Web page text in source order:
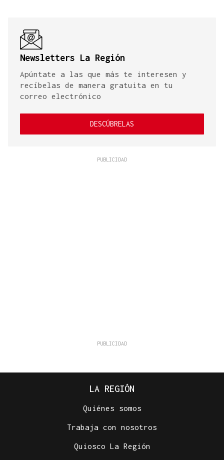
Newsletters La Región
Apúntate a las que más te interesen y
recíbelas de manera gratuita en tu
correo electrónico
DESCÚBRELAS
LA REGIÓN
Quiénes somos
Trabaja con nosotros
Quiosco La Región